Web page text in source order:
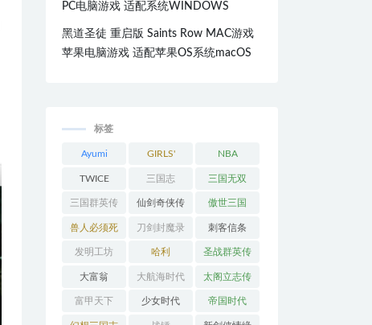
PC电脑游戏 适配系统WINDOWS
黑道圣徒 重启版 Saints Row MAC游戏
苹果电脑游戏 适配苹果OS系统macOS
标签
Ayumi
Hamasaki
GIRLS'
GENERATI
ON
NBA
TWICE 三国志 三国无双
三国群英传 仙剑奇侠传 傲世三国
兽人必须死 刀剑封魔录 刺客信条
发明工坊 哈利 圣战群英传
大富翁 大航海时代 太阁立志传
富甲天下 少女时代 帝国时代